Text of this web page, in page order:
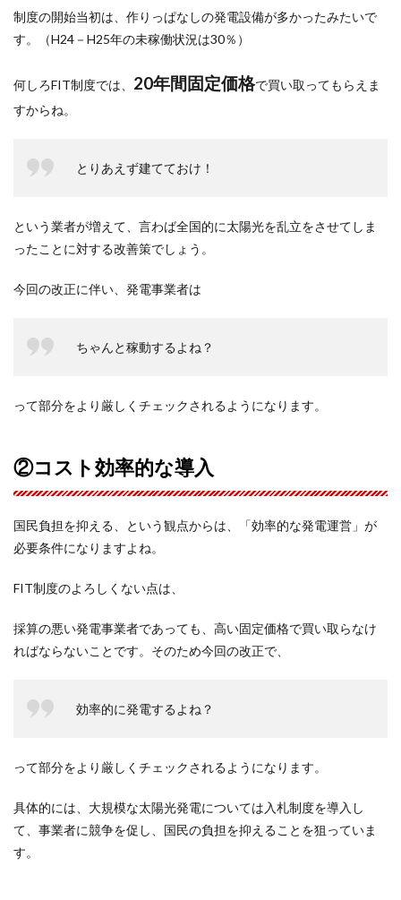
制度の開始当初は、作りっぱなしの発電設備が多かったみたいで
す。（H24－H25年の未稼働状況は30％）
何しろFIT制度では、 20年間固定価格で買い取ってもらえま
すからね。
とりあえず建てておけ！
という業者が増えて、言わば全国的に太陽光を乱立をさせてしま
ったことに対する改善策でしょう。
今回の改正に伴い、発電事業者は
ちゃんと稼動するよね？
って部分をより厳しくチェックされるようになります。
②コスト効率的な導入
国民負担を抑える、という観点からは、「効率的な発電運営」が
必要条件になりますよね。
FIT制度のよろしくない点は、
採算の悪い発電事業者であっても、高い固定価格で買い取らなけ
ればならないことです。そのため今回の改正で、
効率的に発電するよね？
って部分をより厳しくチェックされるようになります。
具体的には、大規模な太陽光発電については入札制度を導入し
て、事業者に競争を促し、国民の負担を抑えることを狙っていま
す。